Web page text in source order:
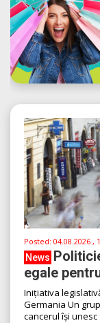
Posted: 04.08.2026 ,
News
egale
Inițiativa
Germania Un
cancerul își